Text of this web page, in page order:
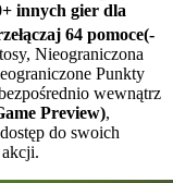
innych gier dla
64 pomoce(-
Nieograniczona
Punkty
wewnątrz
Preview),
do swoich